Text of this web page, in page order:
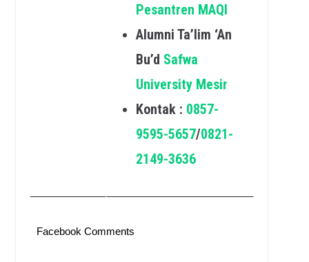
Pesantren MAQI
Alumni Ta’lim ‘An
Bu’d Safwa
University Mesir
Kontak : 0857-
9595-5657/0821-
2149-3636
Facebook Comments